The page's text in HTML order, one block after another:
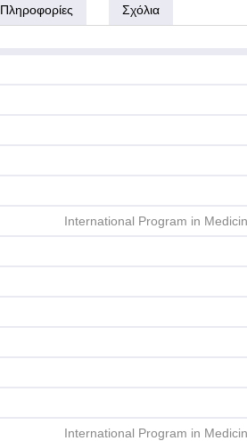
Πληροφορίες Σχόλια
International Program in
International Program in